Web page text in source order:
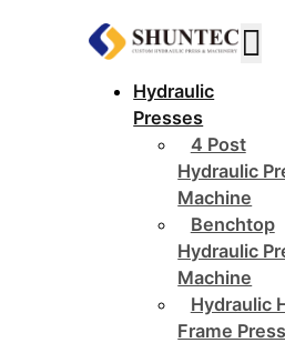
Hydraulic
Presses
4 Post
Hydraulic
Machine
Benchtop
Hydraulic
Machine
Hydraulic
Frame